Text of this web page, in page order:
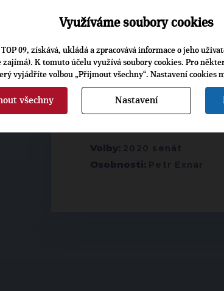
PETR EXNAR, PŘEDSEDA RO
▶ŠTÍTKY◀
Volby: 2020 senát
Osobnosti: Petr Exnar
Využíváme soubory cookies
09, získává, ukládá a zpracovává informace o jeho
K tomuto účelu využívá soubory cookies. Pro
vyjádříte volbou „Přijmout všechny“. Nastavení cookies
všechny Nastavení